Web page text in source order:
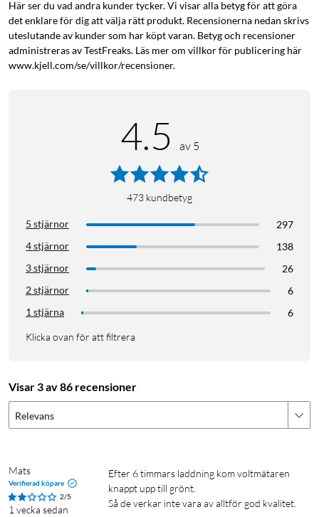
Här ser du vad andra kunder tycker. Vi visar alla betyg för att göra
det enklare för dig att välja rätt produkt. Recensionerna nedan skrivs
uteslutande av kunder som har köpt varan. Betyg och recensioner
administreras av TestFreaks. Läs mer om villkor för publicering här
www.kjell.com/se/villkor/recensioner.
4.5 av 5
473 kundbetyg
5 stjärnor
297
4 stjärnor
138
3 stjärnor
26
2 stjärnor
6
1 stjärna
6
Klicka ovan för att filtrera
Visar 3 av 86 recensioner
Relevans
Mats
Verifierad köpare
2/5
1 vecka sedan
Efter 6 timmars laddning kom voltmätaren
knappt upp till grönt.
Så de verkar inte vara av alltför god kvalitet.